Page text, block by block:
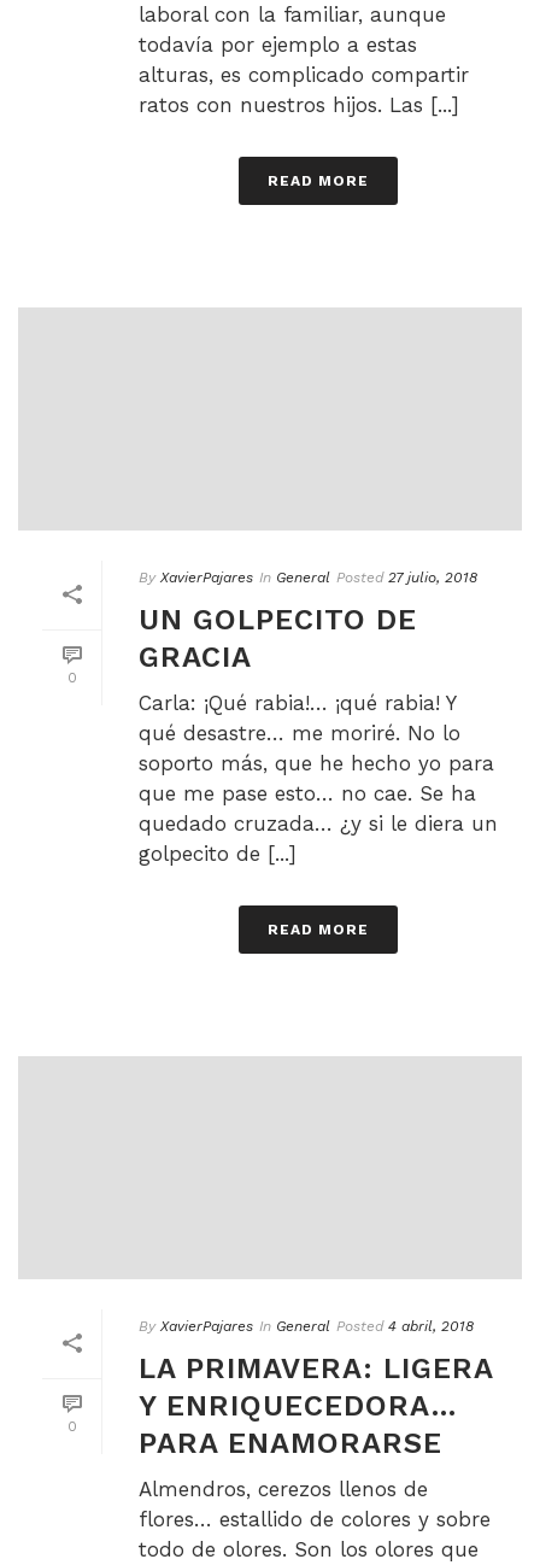
laboral con la familiar, aunque
todavía por ejemplo a estas
alturas, es complicado compartir
ratos con nuestros hijos. Las [...]
READ MORE
0
By XavierPajares In General Posted 27 julio, 2018
UN GOLPECITO DE
GRACIA
Carla: ¡Qué rabia!… ¡qué rabia! Y
qué desastre… me moriré. No lo
soporto más, que he hecho yo para
que me pase esto… no cae. Se ha
quedado cruzada… ¿y si le diera un
golpecito de [...]
READ MORE
0
By XavierPajares In General Posted 4 abril, 2018
LA PRIMAVERA: LIGERA
Y ENRIQUECEDORA…
PARA ENAMORARSE
Almendros, cerezos llenos de
flores… estallido de colores y sobre
todo de olores. Son los olores que